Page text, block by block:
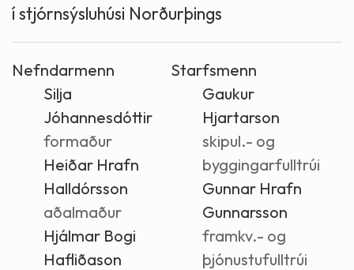
í stjórnsýsluhúsi Norðurþings
Nefndarmenn
Silja
Jóhannesdóttir
formaður
Heiðar Hrafn
Halldórsson
aðalmaður
Hjálmar Bogi
Hafliðason
Starfsmenn
Gaukur
Hjartarson
skipul.- og
byggingarfulltrúi
Gunnar Hrafn
Gunnarsson
framkv.- og
þjónustufulltrúi